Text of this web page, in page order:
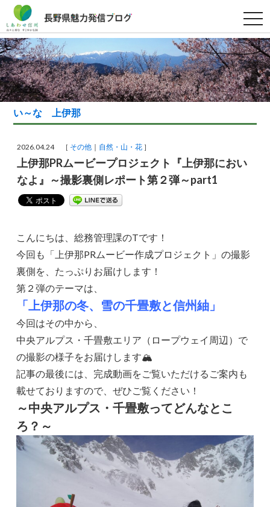
t
o
g
g
l
e
n
a
v
i
t
い～な 上伊那
2026.04.24 ［ その他 自然・山・花 ］
上伊那PRムービープロジェクト『上伊那におい
なよ』～撮影裏側レポート第２弾～part1
こんにちは、総務管理課のTです！
今回も「上伊那PRムービー作成プロジェクト」の撮影
裏側を、たっぷりお届けします！
第２弾のテーマは、
「上伊那の冬、雪の千畳敷と信州紬」
今回はその中から、
中央アルプス・千畳敷エリア（ロープウェイ周辺）で
の撮影の様子をお届けします🏔
記事の最後には、完成動画をご覧いただけるご案内も
載せておりますので、ぜひご覧ください！
～中央アルプス・千畳敷ってどんなとこ
ろ？～